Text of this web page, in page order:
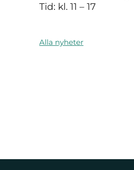
Tid: kl. 11 – 17
Alla nyheter